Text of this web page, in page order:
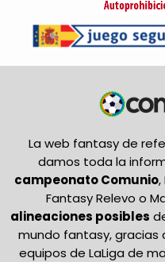
La web fantasy de
damos toda la
campeonato Comunio,
Fantasy Relevo o
alineaciones posibles
mundo fantasy, gracias
equipos de LaLiga de